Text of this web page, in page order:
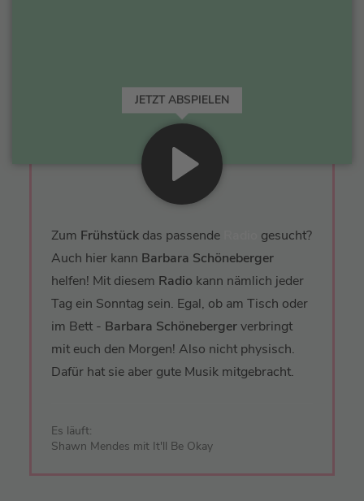
JETZT ABSPIELEN
Zum Frühstück das passende
gesucht?
Auch hier kann Barbara Schöneberger
helfen! Mit diesem Radio kann nämlich jeder
Tag ein Sonntag sein. Egal, ob am Tisch oder
im Bett - Barbara Schönebergerverbringt
mit euch den Morgen! Also nicht physisch.
Dafür hat sie aber gute Musik mitgebracht.
Es läuft:
Shawn Mendes mit It'll Be Okay